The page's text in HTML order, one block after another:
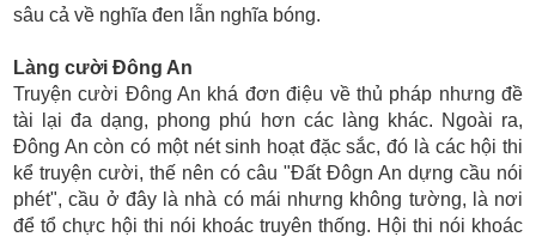
sâu cả về nghĩa đen lẫn nghĩa bóng.
Làng cười Đông An
Truyện cười Đông An khá đơn điệu về thủ pháp nhưng đề
tài lại đa dạng, phong phú hơn các làng khác. Ngoài ra,
Đông An còn có một nét sinh hoạt đặc sắc, đó là các hội thi
kể truyện cười, thế nên có câu "Đất Đôgn An dựng cầu nói
phét", cầu ở đây là nhà có mái nhưng không tường, là nơi
để tổ chực hội thi nói khoác truyên thống. Hội thi nói khoác